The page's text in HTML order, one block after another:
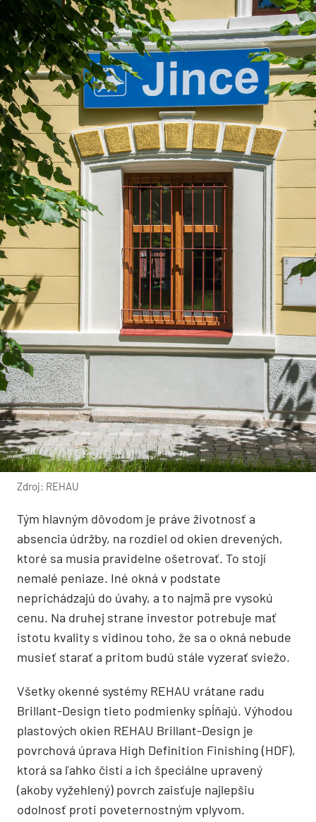
Zdroj: REHAU
Tým hlavným dôvodom je práve životnosť a
absencia údržby, na rozdiel od okien drevených,
ktoré sa musia pravidelne ošetrovať. To stojí
nemalé peniaze. Iné okná v podstate
neprichádzajú do úvahy, a to najmä pre vysokú
cenu. Na druhej strane investor potrebuje mať
istotu kvality s vidinou toho, že sa o okná nebude
musieť starať a pritom budú stále vyzerať sviežo.
Všetky okenné systémy REHAU vrátane radu
Brillant-Design tieto podmienky spĺňajú. Výhodou
plastových okien REHAU Brillant-Design je
povrchová úprava High Definition Finishing (HDF),
ktorá sa ľahko čistí a ich špeciálne upravený
(akoby vyžehlený) povrch zaisťuje najlepšiu
odolnosť proti poveternostným vplyvom.